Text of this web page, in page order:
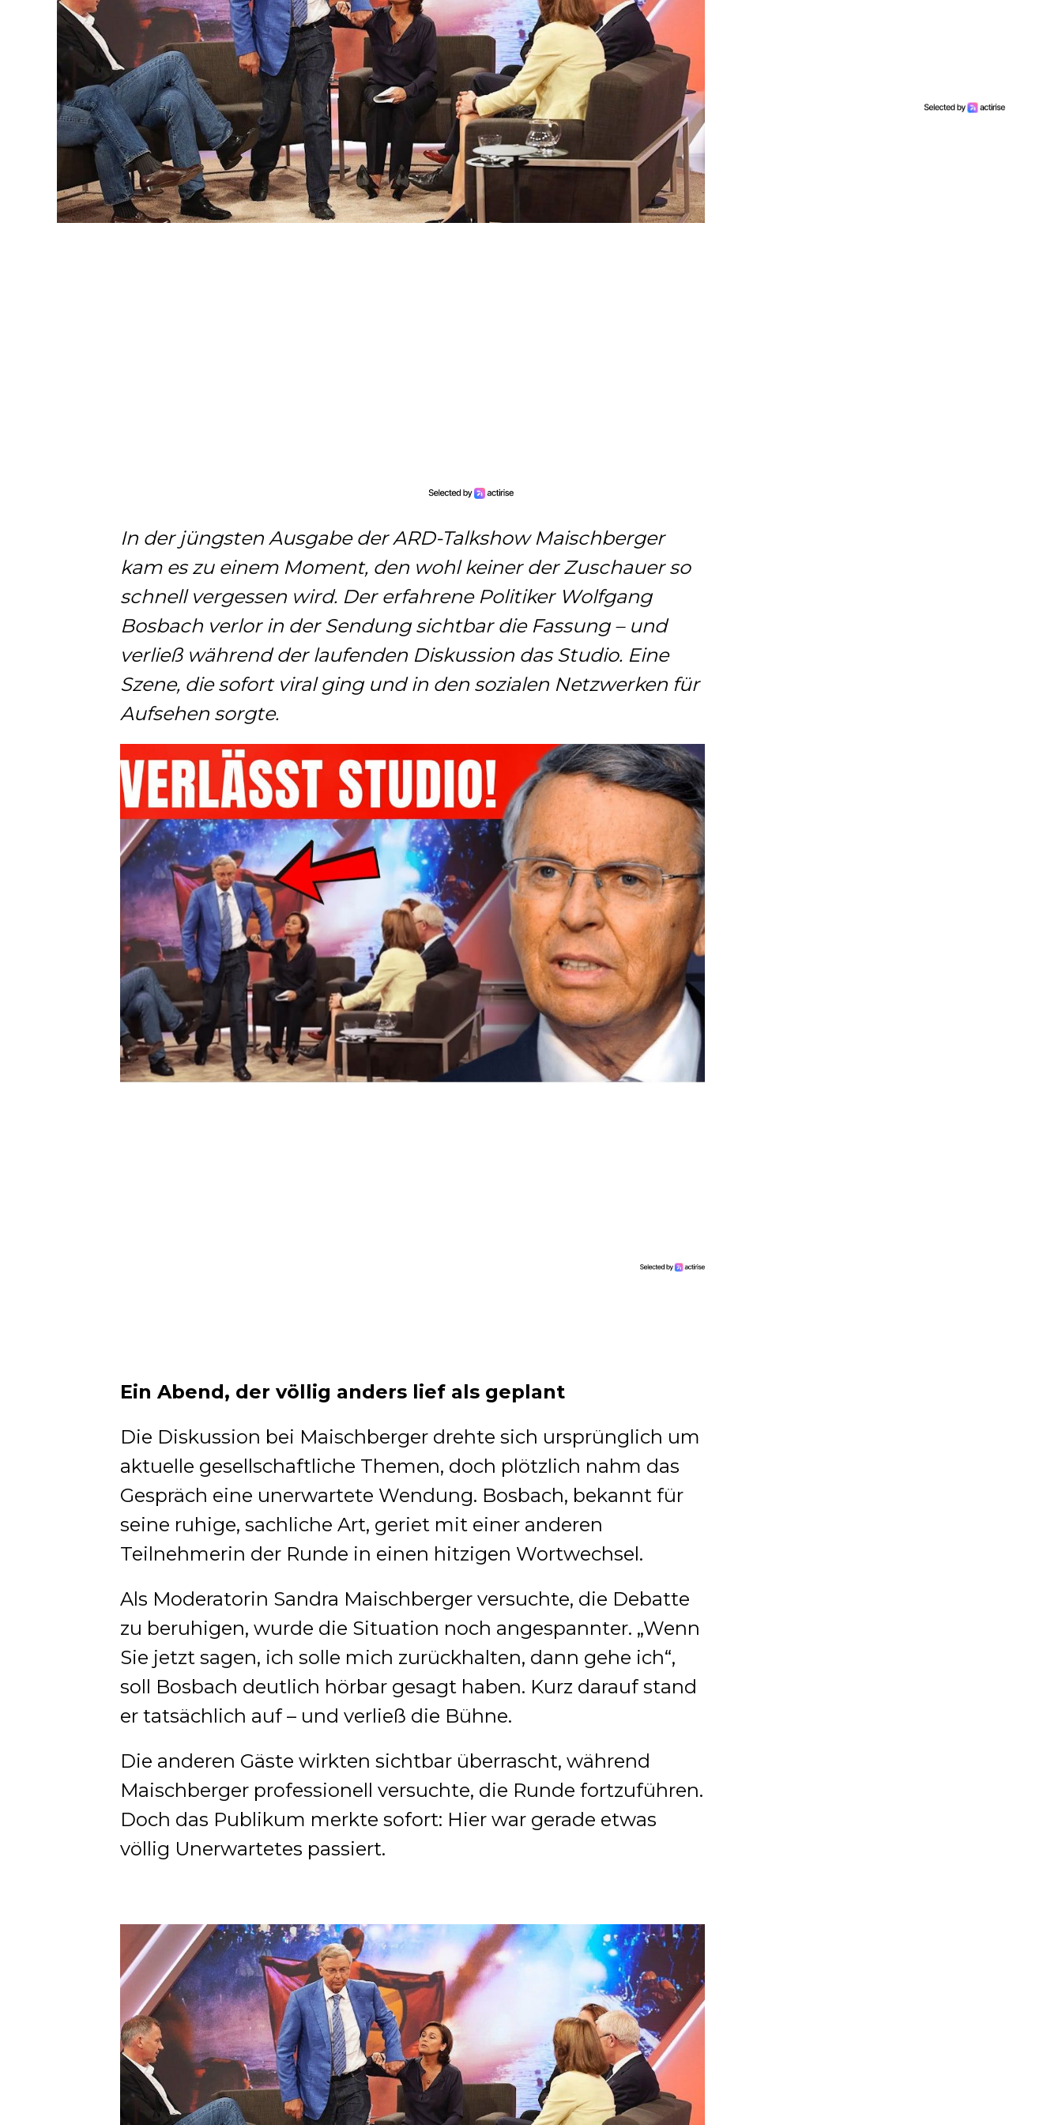
In der jüngsten Ausgabe der ARD-Talkshow Maischberger
kam es zu einem Moment, den wohl keiner der Zuschauer so
schnell vergessen wird. Der erfahrene Politiker Wolfgang
Bosbach verlor in der Sendung sichtbar die Fassung – und
verließ während der laufenden Diskussion das Studio. Eine
Szene, die sofort viral ging und in den sozialen Netzwerken für
Aufsehen sorgte.
Ein Abend, der völlig anders lief als geplant
Die Diskussion bei Maischberger drehte sich ursprünglich um
aktuelle gesellschaftliche Themen, doch plötzlich nahm das
Gespräch eine unerwartete Wendung. Bosbach, bekannt für
seine ruhige, sachliche Art, geriet mit einer anderen
Teilnehmerin der Runde in einen hitzigen Wortwechsel.
Als Moderatorin Sandra Maischberger versuchte, die Debatte
zu beruhigen, wurde die Situation noch angespannter. „Wenn
Sie jetzt sagen, ich solle mich zurückhalten, dann gehe ich“,
soll Bosbach deutlich hörbar gesagt haben. Kurz darauf stand
er tatsächlich auf – und verließ die Bühne.
Die anderen Gäste wirkten sichtbar überrascht, während
Maischberger professionell versuchte, die Runde fortzuführen.
Doch das Publikum merkte sofort: Hier war gerade etwas
völlig Unerwartetes passiert.